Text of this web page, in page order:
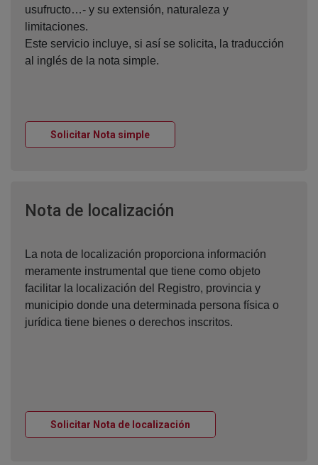
usufructo…- y su extensión, naturaleza y
limitaciones.
Este servicio incluye, si así se solicita, la traducción
al inglés de la nota simple.
Solicitar Nota simpleVentana nueva
Nota de localización
La nota de localización proporciona información
meramente instrumental que tiene como objeto
facilitar la localización del Registro, provincia y
municipio donde una determinada persona física o
jurídica tiene bienes o derechos inscritos.
Solicitar Nota de localización